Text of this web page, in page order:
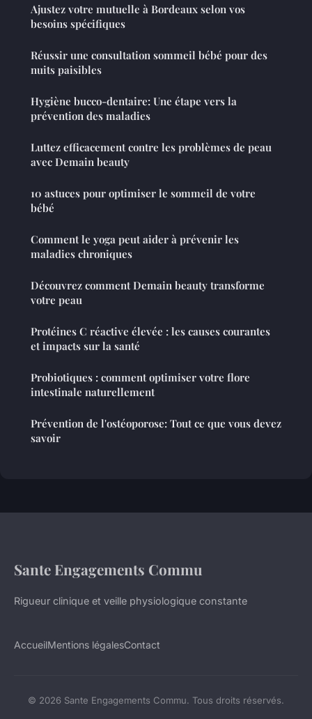
Ajustez votre mutuelle à Bordeaux selon vos
besoins spécifiques
Réussir une consultation sommeil bébé pour des
nuits paisibles
Hygiène bucco-dentaire: Une étape vers la
prévention des maladies
Luttez efficacement contre les problèmes de peau
avec Demain beauty
10 astuces pour optimiser le sommeil de votre
bébé
Comment le yoga peut aider à prévenir les
maladies chroniques
Découvrez comment Demain beauty transforme
votre peau
Protéines C réactive élevée : les causes courantes
et impacts sur la santé
Probiotiques : comment optimiser votre flore
intestinale naturellement
Prévention de l'ostéoporose: Tout ce que vous devez
savoir
Sante Engagements Commu
Rigueur clinique et veille physiologique constante
AccueilMentions légalesContact
© 2026 Sante Engagements Commu. Tous droits réservés.